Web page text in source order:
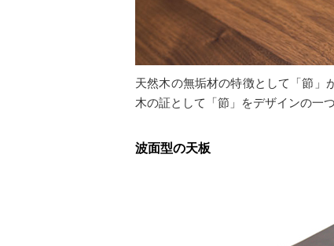
天然木の無垢材の特徴として「節」
木の証として「節」をデザインの一
波面型の天板